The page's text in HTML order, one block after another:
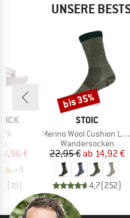
UNSERE
Preis
€
+9
( 19)
MARKE
STOIC
Artikel
Merino Wool Cushion Light Socks
Produktgruppe
Wandersocken
Preis
22,95 € ab 14,92 €
4,7(252)
Rabatt
bis 35%